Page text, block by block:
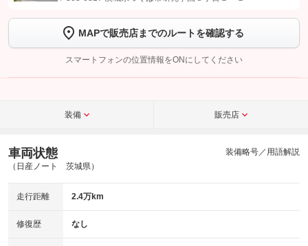
トーク画面で
ボタンをタップして問い合わせを
完了してください。
こちら
MAPで販売店までのルートを確認する
スマートフォンの位置情報をONにしてください
装備 販売店
車両状態
（日産ノート 茨城県）
装備略号／用語解説
走行距離 2.4万km
修復歴 なし